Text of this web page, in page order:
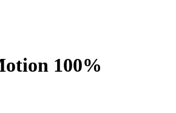
100%